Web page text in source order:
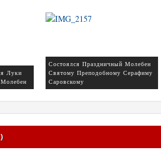
Луки
Состоялся Праздничный Молебен
Святому Преподобному Серафиму
Саровскому